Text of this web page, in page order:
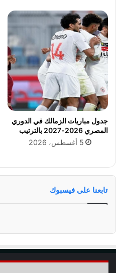
ر
ا
م
ا
و
ل
س
ي
م
ا
5
.
.
ا
ل
ش
ر
و
ط
و
ا
ب
ل
ت
ق
ي
جدول مباريات الزمالك في الدوري
المصري 2026-2027 بالترتيب
5 أغسطس، 2026
تابعنا على فيسبوك